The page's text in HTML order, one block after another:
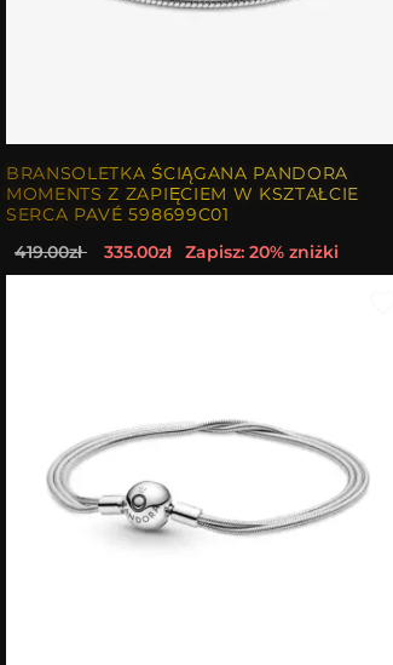
BRANSOLETKA ŚCIĄGANA PANDORA
MOMENTS Z ZAPIĘCIEM W KSZTAŁCIE
SERCA PAVÉ 598699C01
419.00zł 335.00zł Zapisz: 20% zniżki